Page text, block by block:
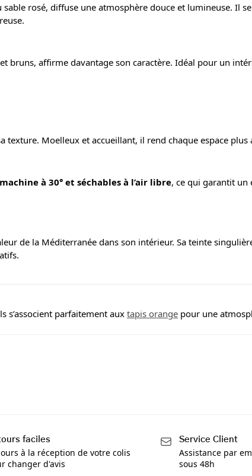
sable rosé, diffuse une atmosphère douce et lumineuse. Il
bruns, affirme davantage son caractère. Idéal pour un
texture. Moelleux et accueillant, il rend chaque espace
à 30° et séchables à l’air libre, ce qui garantit un
de la Méditerranée dans son intérieur. Sa teinte
s’associent parfaitement auxtapis orangepour une
faciles
à la réception de votre colis
changer d'avis
Service Client
Assistance par
sous 48h